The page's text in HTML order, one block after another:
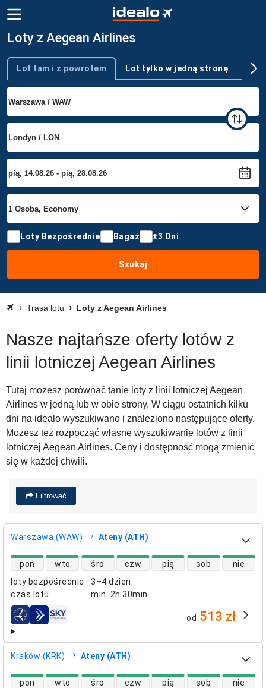
Loty z Aegean Airlines
Typ podróży
Lot tam i z powrotem Lot tylko w jedną stronę
Loty Bezpośrednie Bagaż ±3 Dni
Szukaj
Trasa lotu Loty z Aegean Airlines
Nasze najtańsze oferty lotów z
linii lotniczej Aegean Airlines
Tutaj możesz porównać tanie loty z linii lotniczej Aegean
Airlines w jedną lub w obie strony. W ciągu ostatnich kilku
dni na idealo wyszukiwano i znaleziono następujące oferty.
Możesz też rozpocząć własne wyszukiwanie lotów z linii
lotniczej Aegean Airlines. Ceny i dostępność mogą zmienić
się w każdej chwili.
Filtrować
Warszawa (WAW) Ateny (ATH)
loty bezpośrednie: 3–4 dzien.
czas lotu: min. 2h 30min
dostępność lotów bezpośrednich
pon wto śro czw pią sob nie
linie lotnicze od 513 zł
Kraków (KRK) Ateny (ATH)
dostępność lotów bezpośrednich
pon wto śro czw pią sob nie